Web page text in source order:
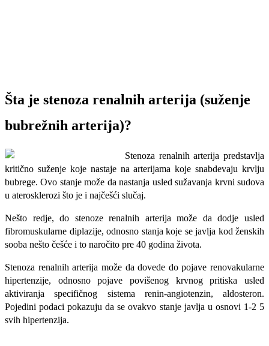
Šta je stenoza renalnih arterija (suženje
bubrežnih arterija)?
Stenoza renalnih arterija predstavlja
kritično suženje koje nastaje na arterijama koje snabdevaju krvlju
bubrege. Ovo stanje može da nastanja usled sužavanja krvni sudova
u aterosklerozi što je i najčešći slučaj.
Nešto redje, do stenoze renalnih arterija može da dodje usled
fibromuskularne diplazije, odnosno stanja koje se javlja kod ženskih
sooba nešto češće i to naročito pre 40 godina života.
Stenoza renalnih arterija može da dovede do pojave renovakularne
hipertenzije, odnosno pojave povišenog krvnog pritiska usled
aktiviranja specifičnog sistema renin-angiotenzin, aldosteron.
Pojedini podaci pokazuju da se ovakvo stanje javlja u osnovi 1-2 5
svih hipertenzija.